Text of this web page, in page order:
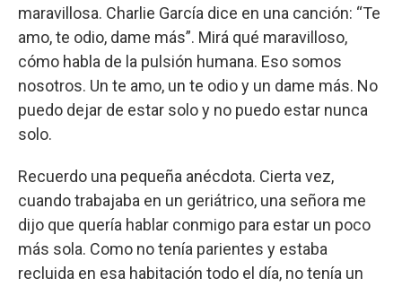
maravillosa. Charlie García dice en una canción: “Te
amo, te odio, dame más”. Mirá qué maravilloso,
cómo habla de la pulsión humana. Eso somos
nosotros. Un te amo, un te odio y un dame más. No
puedo dejar de estar solo y no puedo estar nunca
solo.
Recuerdo una pequeña anécdota. Cierta vez,
cuando trabajaba en un geriátrico, una señora me
dijo que quería hablar conmigo para estar un poco
más sola. Como no tenía parientes y estaba
recluida en esa habitación todo el día, no tenía un